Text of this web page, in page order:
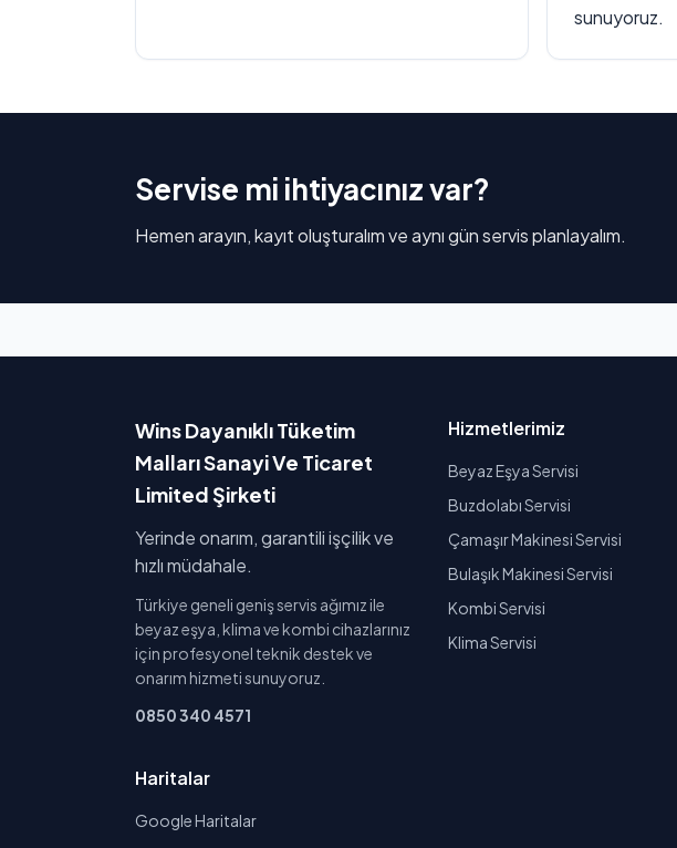
sunuyoruz.
Servise mi ihtiyacınız var?
Hemen arayın, kayıt oluşturalım ve aynı gün servis planlayalım.
Wins Dayanıklı Tüketim
Malları Sanayi Ve Ticaret
Limited Şirketi
Yerinde onarım, garantili işçilik ve
hızlı müdahale.
Türkiye geneli geniş servis ağımız ile
beyaz eşya, klima ve kombi cihazlarınız
için profesyonel teknik destek ve
onarım hizmeti sunuyoruz.
0850 340 4571
Hizmetlerimiz
Beyaz Eşya Servisi
Buzdolabı Servisi
Çamaşır Makinesi Servisi
Bulaşık Makinesi Servisi
Kombi Servisi
Klima Servisi
Haritalar
Google Haritalar